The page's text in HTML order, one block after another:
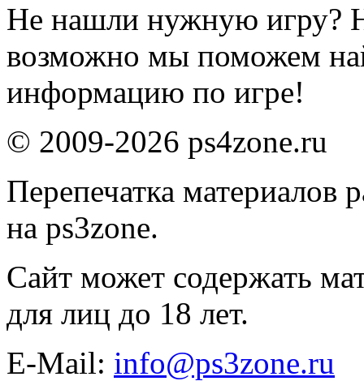
Не нашли нужную игру?
возможно мы поможем
информацию по игре!
© 2009-2026 ps4zone.ru
Перепечатка материалов
на ps3zone.
Сайт может содержать
для лиц до 18 лет.
E-Mail: info@ps3zone.ru